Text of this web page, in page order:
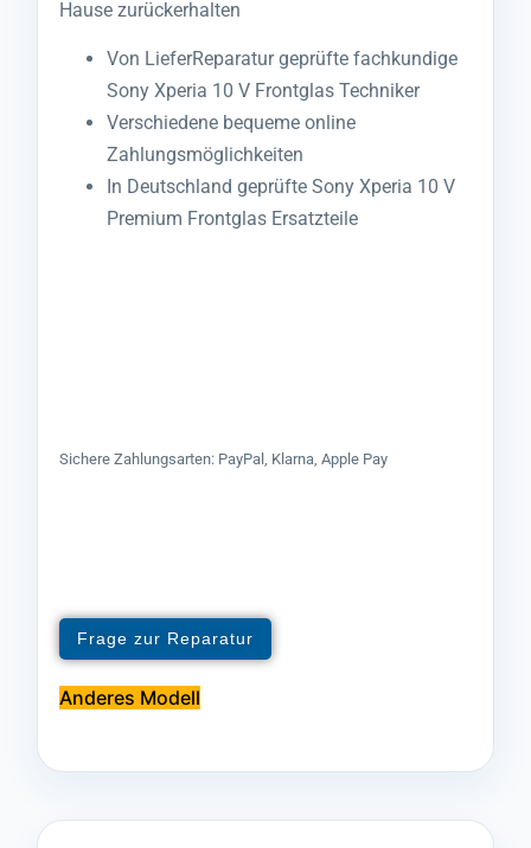
Hause zurückerhalten
Von LieferReparatur geprüfte fachkundige
Sony Xperia 10 V Frontglas Techniker
Verschiedene bequeme online
Zahlungsmöglichkeiten
In Deutschland geprüfte Sony Xperia 10 V
Premium Frontglas Ersatzteile
Sichere Zahlungsarten: PayPal, Klarna, Apple Pay
Frage zur Reparatur
Anderes Modell